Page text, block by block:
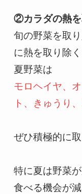
②カラダの熱を
旬の野菜を取
に熱を取り除
モロヘイヤ、
ぜひ積極的に
特に夏は野菜
食べる機会が減